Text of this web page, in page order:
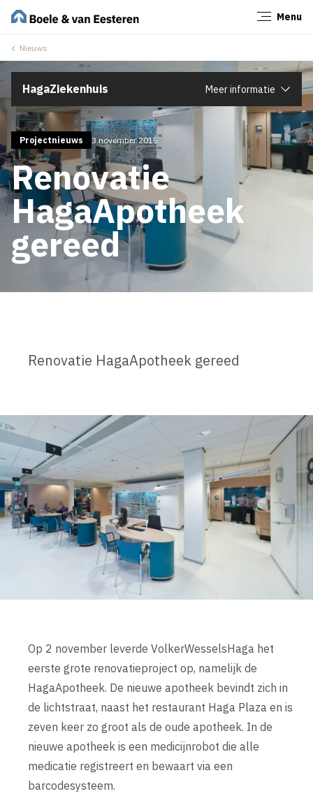
Menu
Nieuws
HagaZiekenhuis Meer informatie
Projectnieuws 3 november 2015
Renovatie
HagaApotheek
gereed
Renovatie HagaApotheek gereed
Op 2 november leverde VolkerWesselsHaga het
eerste grote renovatieproject op, namelijk de
HagaApotheek. De nieuwe apotheek bevindt zich in
de lichtstraat, naast het restaurant Haga Plaza en is
zeven keer zo groot als de oude apotheek. In de
nieuwe apotheek is een medicijnrobot die alle
medicatie registreert en bewaart via een
barcodesysteem.
Sluiten